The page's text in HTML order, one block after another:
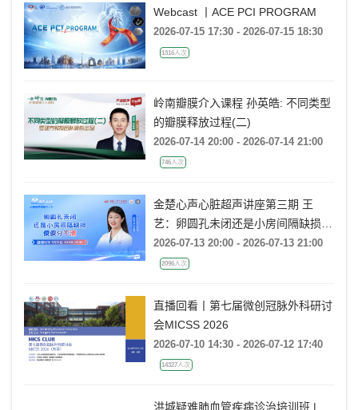
Webcast 丨ACE PCI PROGRAM
2026-07-15 17:30 - 2026-07-15 18:30
1316人次
岭南瓣膜介入课程 孙英皓: 不同类型
的瓣膜释放过程(二)
2026-07-14 20:00 - 2026-07-14 21:00
746人次
金楚心声心脏超声讲座第三期 王
艺：卵圆孔未闭还是小房间隔缺损，
傻傻分不清
2026-07-13 20:00 - 2026-07-13 21:00
2096人次
直播回看丨第七届微创冠脉外科研讨
会MICSS 2026
2026-07-10 14:30 - 2026-07-12 17:40
14327人次
洪城疑难肺血管疾病诊治培训班 |